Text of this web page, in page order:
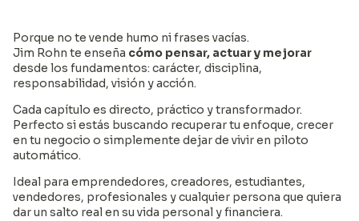
Porque no te vende humo ni frases vacías.
Jim Rohn te enseña cómo pensar, actuar y mejorar
desde los fundamentos: carácter, disciplina,
responsabilidad, visión y acción.
Cada capítulo es directo, práctico y transformador.
Perfecto si estás buscando recuperar tu enfoque, crecer
en tu negocio o simplemente dejar de vivir en piloto
automático.
Ideal para emprendedores, creadores, estudiantes,
vendedores, profesionales y cualquier persona que quiera
dar un salto real en su vida personal y financiera.